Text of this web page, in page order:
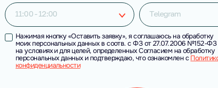
11:00 - 12:00 Telegram
Нажимая кнопку «Оставить заявку», я соглашаюсь на обработку
моих персональных данных в соотв. с ФЗ от 27.07.2006 №152-ФЗ
на условиях и для целей, определенных Согласием на обработку
персональных данных и подтверждаю, что ознакомлен с
конфиденциальности